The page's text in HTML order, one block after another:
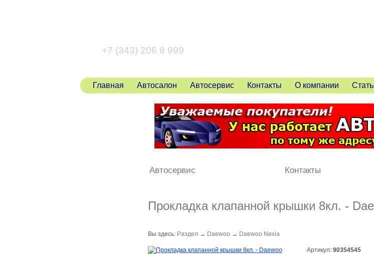
+7 (343) 206 8 999
Главная Автосалон Автосервис Контакты О компании
Автосервис Контакты
Прокладка клапанной крышки 8кл. -
Вы здесь: Раздел→ Daewoo → Daewoo Nexia
Артикул: 90354545